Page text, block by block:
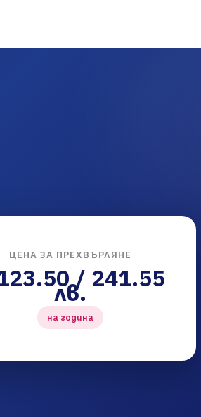
ЦЕНА ЗА ПРЕХВЪРЛЯНЕ
/ 241.55
лв.
на година